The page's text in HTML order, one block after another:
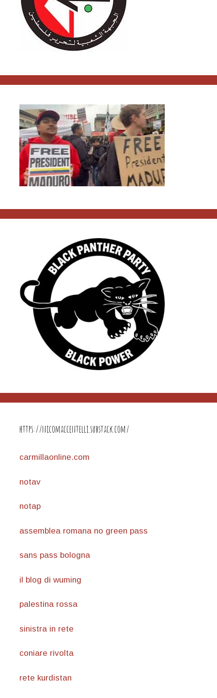
https://nicomaccentelli.substack.com/
carmillaonline.com
notav
notap
assemblea romana no green pass
sans pass bologna
il blog di wuming
palestina rossa
sinistra in rete
coniare rivolta
rete kurdistan